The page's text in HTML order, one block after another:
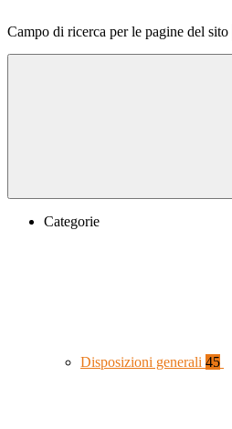
Campo di ricerca per le pagine del sito
Categorie
Disposizioni generali 45